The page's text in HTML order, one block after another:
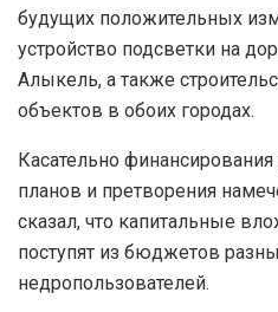
будущих положительных
устройство подсветки на
Алыкель, а также
объектов в обоих городах.
Касательно
планов и претворения
сказал, что капитальные
поступят из бюджетов
недропользователей.